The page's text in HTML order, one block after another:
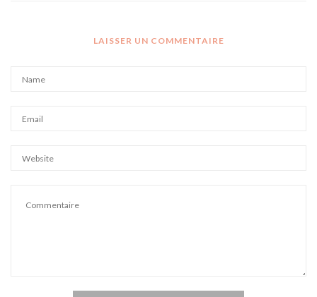
LAISSER UN COMMENTAIRE